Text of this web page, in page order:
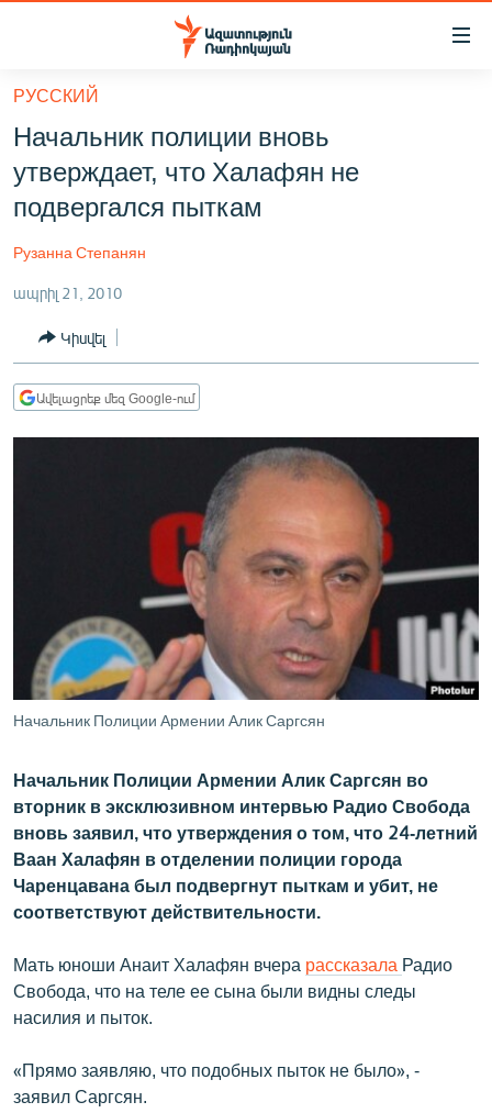
Մատչելիության
հիմնական
բովանդակությանը
հիմնական
մենյուին
ՔԱՂԱՔԱԿԱՆ
ՏՆՏԵՍՈՒԹՅՈՒՆ
ՂԱՐԱԲԱՂ
ՄԵԿՆԱԲԱՆՈՒԹՅՈՒՆ
ՏՏ ԵՒ ԻՆՏԵՐՆԵՏ
ՏԵՍԱՆՅՈՒԹԵՐ
ԲԱՆԱՎԵՃ
ՁԳՏԵԼՈՎ ԼԱՎԱԳՈՒՅՆԻՆ
ՓՈԴՔԱՍԹ
Հայերեն
English
ՀԵՏԵՎԵՔ ՄԵԶ
РУССКИЙ
Начальник полиции вновь
утверждает, что Халафян не
подвергался пыткам
Рузанна Степанян
ապրիլ 21, 2010
Կիսվել
Ավելացրեք մեզ Google-ում
Начальник Полиции Армении Алик Саргсян
Начальник Полиции Армении Алик Саргсян во
вторник в эксклюзивном интервью Радио Свобода
вновь заявил, что утверждения о том, что 24-летний
Ваан Халафян в отделении полиции города
Чаренцавана был подвергнут пыткам и убит, не
соответствуют действительности.
Мать юноши Анаит Халафян вчера рассказала Радио
Свобода, что на теле ее сына были видны следы
насилия и пыток.
«Прямо заявляю, что подобных пыток не было», -
заявил Саргсян.